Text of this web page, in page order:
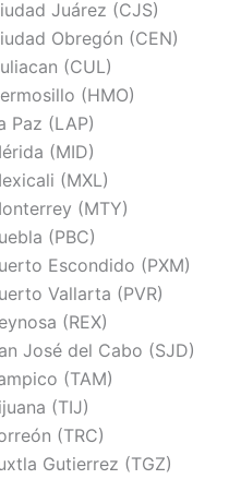
Juárez (CJS)
Obregón (CEN)
(CUL)
(HMO)
Paz (LAP)
(MID)
(MXL)
(MTY)
(PBC)
Escondido (PXM)
Vallarta (PVR)
(REX)
José del Cabo (SJD)
(TAM)
(TIJ)
(TRC)
Gutierrez (TGZ)